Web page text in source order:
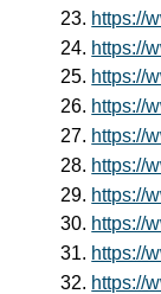
https://
https://
https://
https://
https://
https://
https://
https://
https://
https://